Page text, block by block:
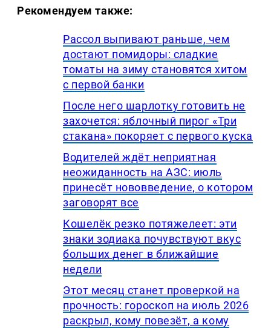
Рекомендуем также:
Рассол выпивают раньше, чем
достают помидоры: сладкие
томаты на зиму становятся хитом
с первой банки
После него шарлотку готовить не
захочется: яблочный пирог «Три
стакана» покоряет с первого куска
Водителей ждёт неприятная
неожиданность на АЗС: июль
принесёт нововведение, о котором
заговорят все
Кошелёк резко потяжелеет: эти
знаки зодиака почувствуют вкус
больших денег в ближайшие
недели
Этот месяц станет проверкой на
прочность: гороскоп на июль 2026
раскрыл, кому повезёт, а кому